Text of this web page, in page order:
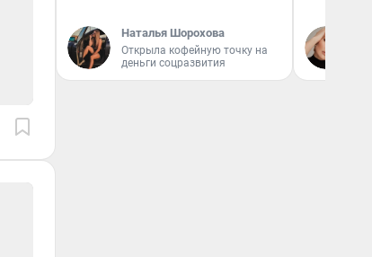
Наталья Шорохова
Открыла кофейную точку на
деньги соцразвития